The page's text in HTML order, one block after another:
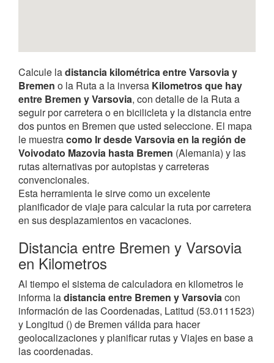
Calcule ladistancia kilométrica entre Varsovia y
Bremen o la Ruta a la inversa Kilometros que hay
entre Bremen y Varsovia, con detalle de la Ruta a
seguir por carretera o en bicilicleta y la distancia entre
dos puntos en Bremen que usted seleccione. El mapa
le muestracomo Ir desde Varsovia en la región de
Voivodato Mazovia hasta Bremen (Alemania) y las
rutas alternativas por autopistas y carreteras
convencionales.
Esta herramienta le sirve como un excelente
planificador de viaje para calcular la ruta por carretera
en sus desplazamientos en vacaciones.
Distancia entre Bremen y Varsovia
en Kilometros
Al tiempo el sistema de calculadora en kilometros le
informa ladistancia entre Bremen y Varsoviacon
información de las Coordenadas, Latitud (53.0111523)
y Longitud () de Bremen válida para hacer
geolocalizaciones y planificar rutas y Viajes en base a
las coordenadas.